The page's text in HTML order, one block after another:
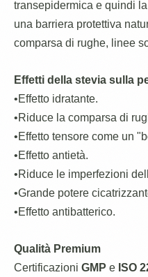
transepidermica e quindi
una barriera protettiva
comparsa di rughe, linee
Effetti della stevia sulla
•Effetto idratante.
•Riduce la comparsa di
•Effetto tensore come un
•Effetto antietà.
•Riduce le imperfezioni
•Grande potere
•Effetto antibatterico.
Qualità Premium
Certificazioni GMP e ISO